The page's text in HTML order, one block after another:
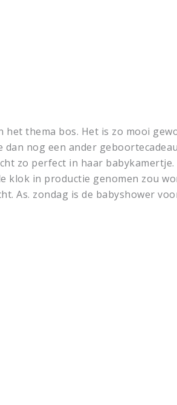
thema bos. Het is zo mooi
nog een ander
zo perfect in haar babykamertje.
klok in productie genomen zou
As. zondag is de babyshower